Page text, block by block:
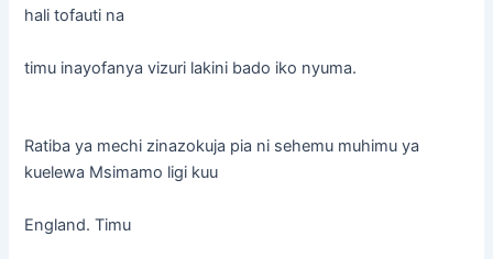
hali tofauti na
timu inayofanya vizuri lakini bado iko nyuma.
Ratiba ya mechi zinazokuja pia ni sehemu muhimu ya
kuelewa Msimamo ligi kuu
England. Timu